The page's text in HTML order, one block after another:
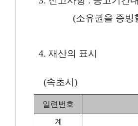
(소유권을 증빙할
4. 재산의 표시
(속초시)
일련번호
계